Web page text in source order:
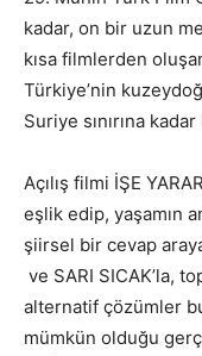
kadar, on bir uzun
kısa filmlerden
Türkiye’nin
Suriye sınırına
Açılış filmi İŞE
eşlik edip, yaşamın
şiirsel bir cevap
ve SARI SICAK’la,
alternatif çözümler
mümkün olduğu